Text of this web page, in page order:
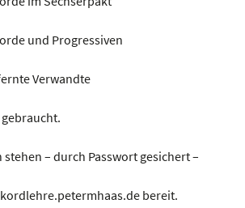
und Progressiven
Verwandte
gebraucht.
stehen – durch Passwort gesichert –
bereit.